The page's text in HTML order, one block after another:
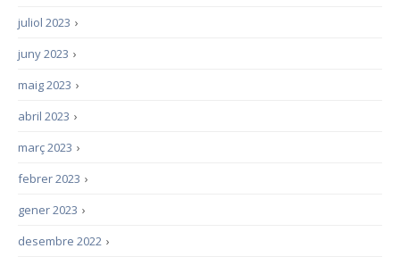
›
juliol 2023
›
juny 2023
›
maig 2023
›
abril 2023
›
març 2023
›
febrer 2023
›
gener 2023
›
desembre 2022